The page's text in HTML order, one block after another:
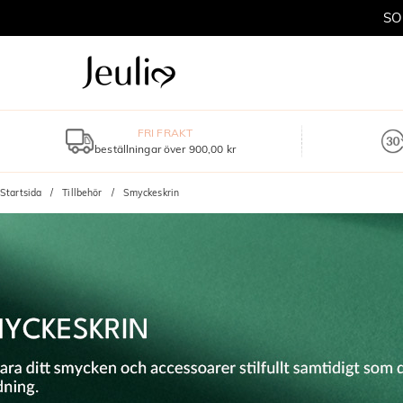
FRI FRAKT
beställningar över 900,00 kr
Startsida Tillbehör Smyckeskrin